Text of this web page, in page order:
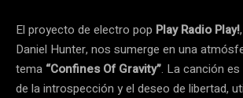
El proyecto de electro pop Play Radio Play!
Daniel Hunter, nos sumerge en una
tema “Confines Of Gravity”. La canción
de la introspección y el deseo de libertad,